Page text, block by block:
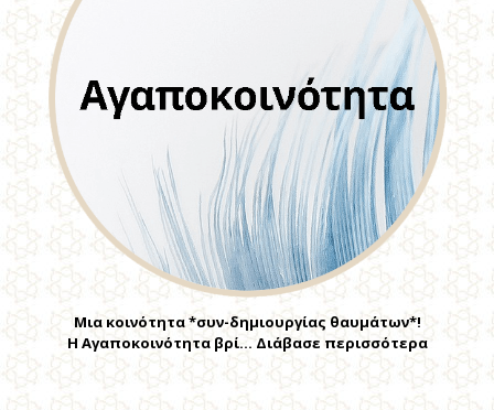
Μια κοινότητα *συν-δημιουργίας θαυμάτων*!
Η Αγαποκοινότητα βρί… Διάβασε περισσότερα